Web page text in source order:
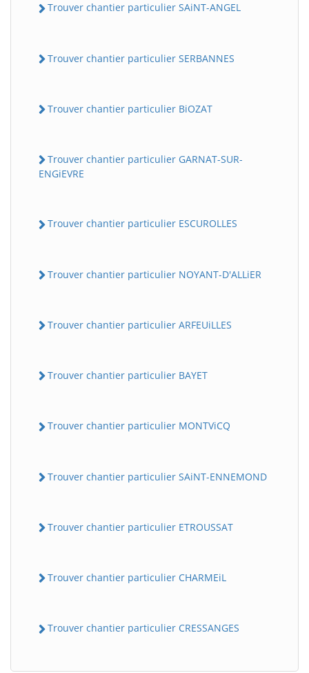
Trouver chantier particulier SAiNT-ANGEL
Trouver chantier particulier SERBANNES
Trouver chantier particulier BiOZAT
Trouver chantier particulier GARNAT-SUR-
ENGiEVRE
Trouver chantier particulier ESCUROLLES
Trouver chantier particulier NOYANT-D'ALLiER
Trouver chantier particulier ARFEUiLLES
Trouver chantier particulier BAYET
Trouver chantier particulier MONTViCQ
Trouver chantier particulier SAiNT-ENNEMOND
Trouver chantier particulier ETROUSSAT
Trouver chantier particulier CHARMEiL
Trouver chantier particulier CRESSANGES